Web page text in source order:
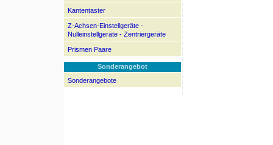
Kantentaster
Z-Achsen-Einstellgeräte -
Nulleinstellgeräte - Zentriergeräte
Prismen Paare
Sonderangebot
Sonderangebote